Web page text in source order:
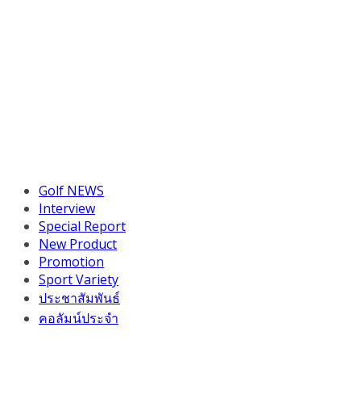
Golf NEWS
Interview
Special Report
New Product
Promotion
Sport Variety
ประชาสัมพันธ์
คอลัมน์ประจำ